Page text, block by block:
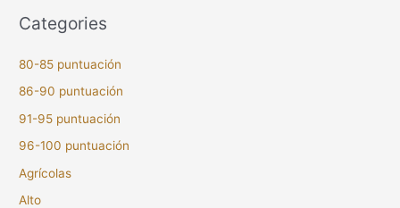
Categories
80-85 puntuación
86-90 puntuación
91-95 puntuación
96-100 puntuación
Agrícolas
Alto